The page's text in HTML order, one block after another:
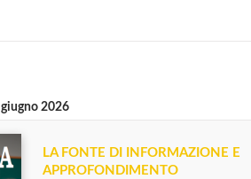
giugno 2026
LA FONTE DI INFORMAZIONE E
APPROFONDIMENTO